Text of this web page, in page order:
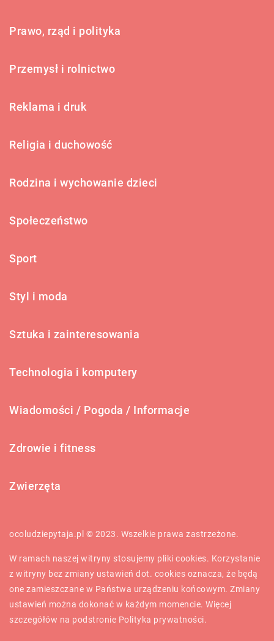
Prawo, rząd i polityka
Przemysł i rolnictwo
Reklama i druk
Religia i duchowość
Rodzina i wychowanie dzieci
Społeczeństwo
Sport
Styl i moda
Sztuka i zainteresowania
Technologia i komputery
Wiadomości / Pogoda / Informacje
Zdrowie i fitness
Zwierzęta
ocoludziepytaja.pl © 2023. Wszelkie prawa zastrzeżone.
W ramach naszej witryny stosujemy pliki cookies. Korzystanie
z witryny bez zmiany ustawień dot. cookies oznacza, że będą
one zamieszczane w Państwa urządzeniu końcowym. Zmiany
ustawień można dokonać w każdym momencie. Więcej
szczegółów na podstronie Polityka prywatności.